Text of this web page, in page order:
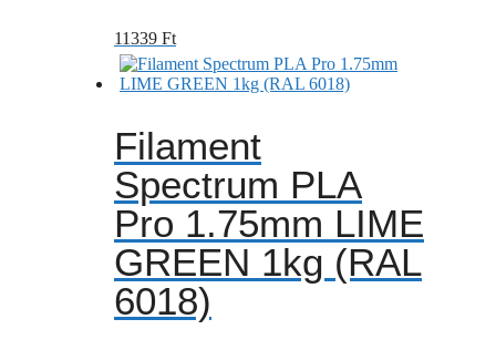
11339 Ft
Filament
Spectrum PLA
Pro 1.75mm LIME
GREEN 1kg (RAL
6018)